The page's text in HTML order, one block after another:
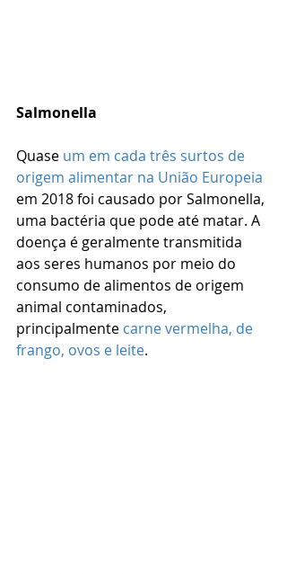
Salmonella
Quase um em cada três surtos de
origem alimentar na União Europeia
em 2018 foi causado por Salmonella,
uma bactéria que pode até matar. A
doença é geralmente transmitida
aos seres humanos por meio do
consumo de alimentos de origem
animal contaminados,
principalmente carne vermelha, de
frango, ovos e leite.